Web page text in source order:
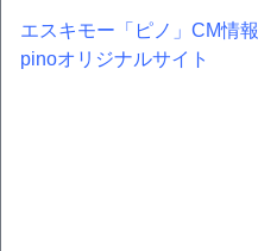
エスキモー「ピノ」CM情報
pinoオリジナルサイト